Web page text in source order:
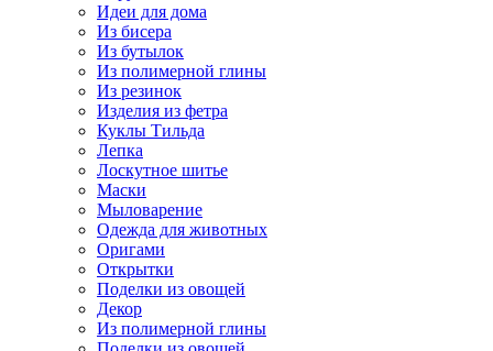
Идеи для дома
Из бисера
Из бутылок
Из полимерной глины
Из резинок
Изделия из фетра
Куклы Тильда
Лепка
Лоскутное шитье
Маски
Мыловарение
Одежда для животных
Оригами
Открытки
Поделки из овощей
Декор
Из полимерной глины